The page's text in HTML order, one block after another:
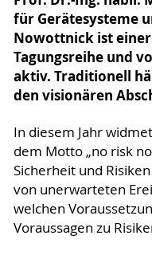
für Gerätesysteme
Nowottnick ist
Tagungsreihe und
aktiv. Traditionell
den visionären
In diesem Jahr
dem Motto „no risk
Sicherheit und
von unerwarteten
welchen
Voraussagen zu